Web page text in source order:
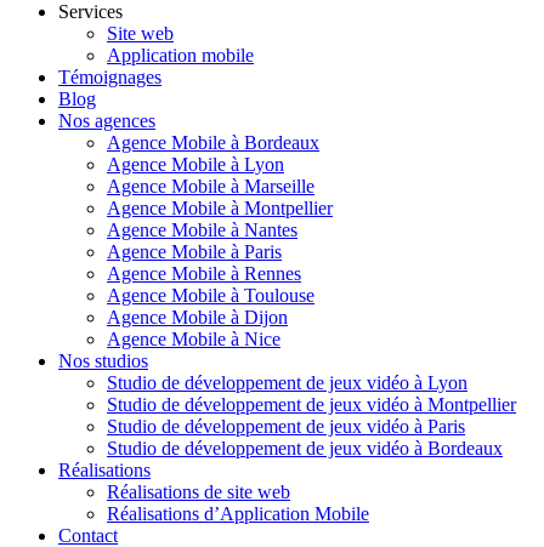
Services
Site web
Application mobile
Témoignages
Blog
Nos agences
Agence Mobile à Bordeaux
Agence Mobile à Lyon
Agence Mobile à Marseille
Agence Mobile à Montpellier
Agence Mobile à Nantes
Agence Mobile à Paris
Agence Mobile à Rennes
Agence Mobile à Toulouse
Agence Mobile à Dijon
Agence Mobile à Nice
Nos studios
Studio de développement de jeux vidéo à Lyon
Studio de développement de jeux vidéo à Montpellier
Studio de développement de jeux vidéo à Paris
Studio de développement de jeux vidéo à Bordeaux
Réalisations
Réalisations de site web
Réalisations d’Application Mobile
Contact